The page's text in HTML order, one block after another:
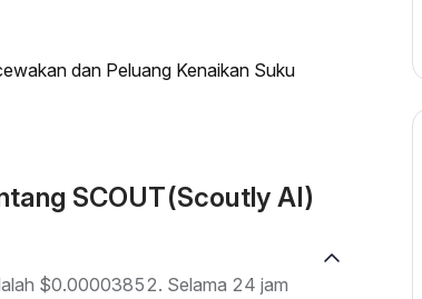
dan Peluang Kenaikan Suku
SCOUT(Scoutly AI)
$0.00003852. Selama 24 jam